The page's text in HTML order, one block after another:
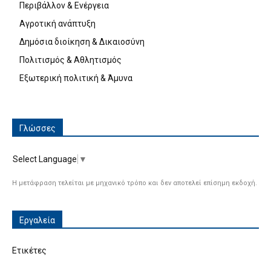
Περιβάλλον & Ενέργεια
Αγροτική ανάπτυξη
Δημόσια διοίκηση & Δικαιοσύνη
Πολιτισμός & Αθλητισμός
Εξωτερική πολιτική & Άμυνα
Γλώσσες
Select Language ▼
Η μετάφραση τελείται με μηχανικό τρόπο και δεν αποτελεί επίσημη εκδοχή.
Εργαλεία
Ετικέτες